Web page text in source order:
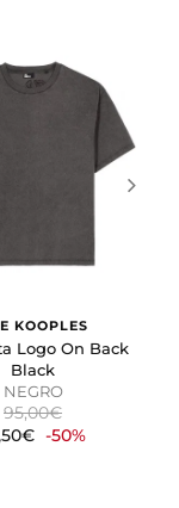
KOOPLES
Logo On Back
Black
NEGRO
95,00€
-50%
visitantes en
anuncios
sección